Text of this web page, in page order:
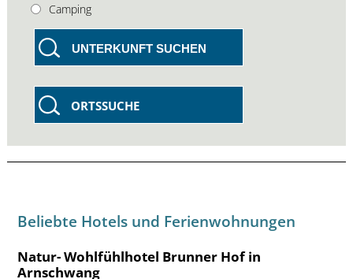
Camping
UNTERKUNFT SUCHEN
ORTSSUCHE
Beliebte Hotels und Ferienwohnungen
Natur- Wohlfühlhotel Brunner Hof in
Arnschwang